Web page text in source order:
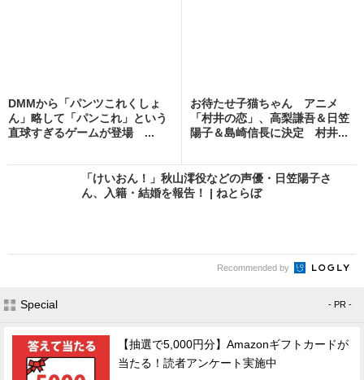
DMMから「パンツこれくしょ
ん」略して「パンこれ」という
直球すぎるゲームが登場 ...
お待たせ子猫ちゃん アニメ
「村井の恋」、高梨謙吾＆日笠
陽子＆島崎信長に決定 村井...
「けいおん！」秋山澪役などの声優・日笠陽子さ
ん、入籍・結婚を報告！ | ねとらぼ
Recommended by
Special - PR -
【抽選で5,000円分】Amazonギフトカードが
当たる！読者アンケート実施中